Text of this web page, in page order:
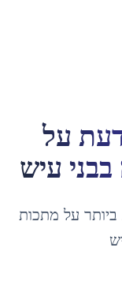
על
בבני עיש
על מתכות